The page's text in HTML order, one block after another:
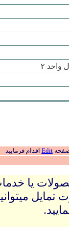
صفحهEdit اقدام فرمایید
یا